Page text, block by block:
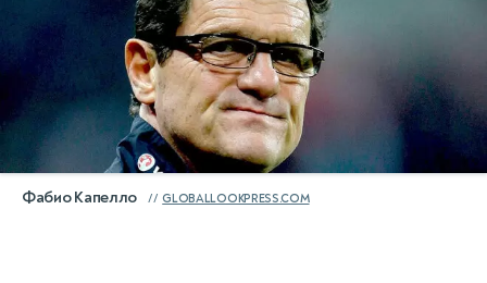
Фабио Капелло GLOBALLOOKPRESS.COM